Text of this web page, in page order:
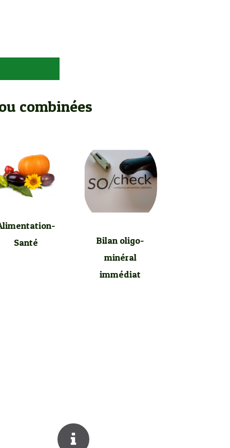
combinées
Santé
Bilan oligo-
minéral
immédiat